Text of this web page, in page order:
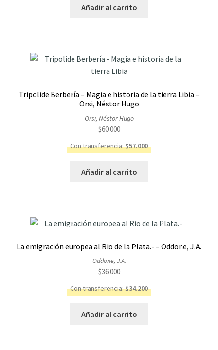
Añadir al carrito
Tripolide Berbería – Magia e historia de la tierra Libia –
Orsi, Néstor Hugo
Orsi, Néstor Hugo
$60.000
Con transferencia:$57.000
Añadir al carrito
La emigración europea al Rio de la Plata.- – Oddone, J.A.
Oddone, J.A.
$36.000
Con transferencia:$34.200
Añadir al carrito